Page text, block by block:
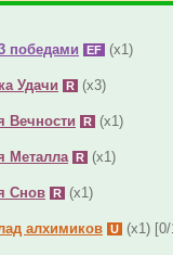
победами EF (x1)
Удачи R (x3)
Вечности R (x1)
Металла R (x1)
Снов R (x1)
алхимиков U (x1)